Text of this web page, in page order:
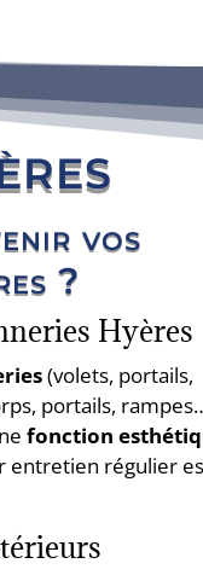
vos
?
Hyères
(volets, portails,
portails,
fonction
entretien régulier